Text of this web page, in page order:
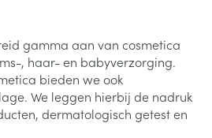
gamma aan van cosmetica
, haar- en babyverzorging.
bieden we ook
We leggen hierbij de nadruk
dermatologisch getest en